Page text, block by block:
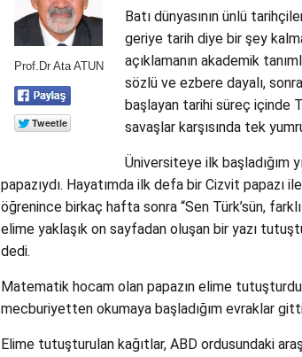
Prof.Dr Ata ATUN
Batı dünyasının ünlü
geriye tarih diye bir şey
açıklamanın akademik
sözlü ve ezbere dayalı,
başlayan tarihi süreç içinde
savaşlar karşısında tek
Üniversiteye ilk başladığım
papazıydı. Hayatımda ilk defa bir Cizvit papazı
öğrenince birkaç hafta sonra “Sen Türk’sün,
elime yaklaşık on sayfadan oluşan bir yazı
dedi.
Matematik hocam olan papazın elime
mecburiyetten okumaya başladığım evraklar
Elime tutuşturulan kağıtlar, ABD ordusundaki